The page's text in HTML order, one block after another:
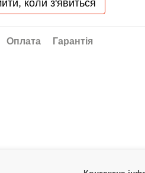
коли з'явиться
Оплата Гарантія